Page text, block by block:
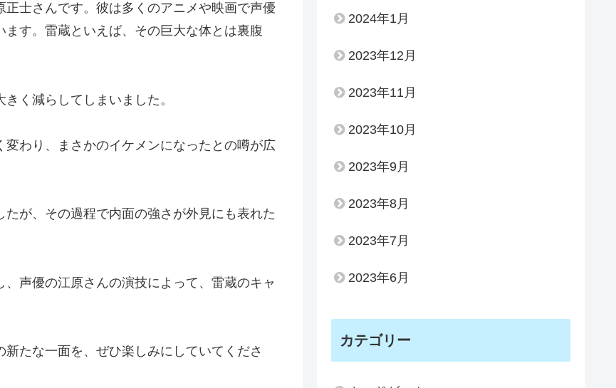
士さんです。彼は多くのアニメや映画で声優
す。雷蔵といえば、その巨大な体とは裏腹
く減らしてしまいました。
わり、まさかのイケメンになったとの噂が広
が、その過程で内面の強さが外見にも表れた
声優の江原さんの演技によって、雷蔵のキャ
たな一面を、ぜひ楽しみにしていてくださ
2024年1月
2023年12月
2023年11月
2023年10月
2023年9月
2023年8月
2023年7月
2023年6月
カテゴリー